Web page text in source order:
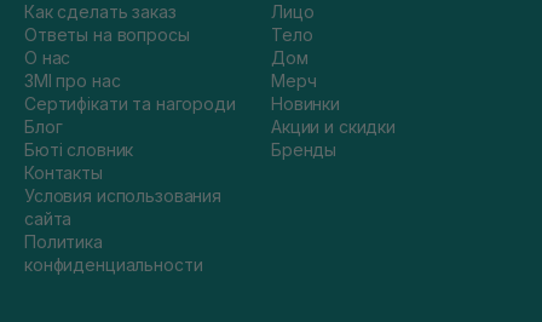
Как сделать заказ
Ответы на вопросы
О нас
ЗМІ про нас
Сертифікати та нагороди
Блог
Бюті словник
Контакты
Условия использования
сайта
Политика
конфиденциальности
Лицо
Тело
Дом
Мерч
Новинки
Акции и скидки
Бренды